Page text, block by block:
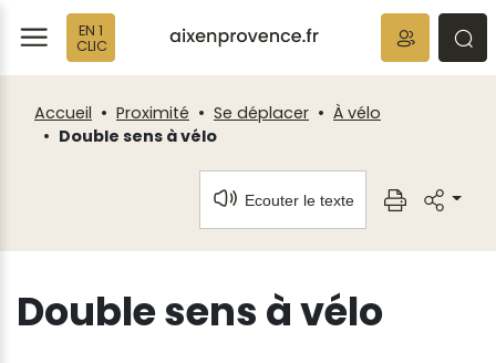
EN 1
CLIC
Accueil Proximité Se déplacer
À vélo
Double sens à vélo
Ecouter le texte
Double sens à vélo
Fenêtre
de
chat
Panneau de gestion des cookies